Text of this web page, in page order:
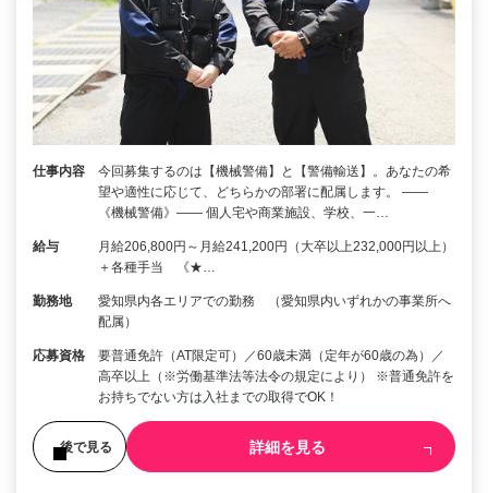
仕事内容
今回募集するのは【機械警備】と【警備輸送】。あなたの希
望や適性に応じて、どちらかの部署に配属します。 ――
《機械警備》―― 個人宅や商業施設、学校、一…
給与
月給206,800円～月給241,200円（大卒以上232,000円以上）
＋各種手当 《★…
勤務地
愛知県内各エリアでの勤務 （愛知県内いずれかの事業所へ
配属）
応募資格
要普通免許（AT限定可）／60歳未満（定年が60歳の為）／
高卒以上（※労働基準法等法令の規定により） ※普通免許を
お持ちでない方は入社までの取得でOK！
後で見る 詳細を見る